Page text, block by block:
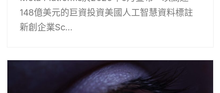
148億美元的巨資投資美國人工智慧資料標註
新創企業Sc...